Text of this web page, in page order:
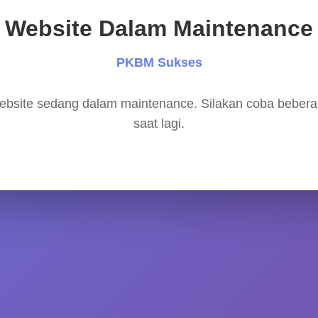
Website Dalam Maintenance
PKBM Sukses
sedang dalam maintenance. Silakan coba
saat lagi.